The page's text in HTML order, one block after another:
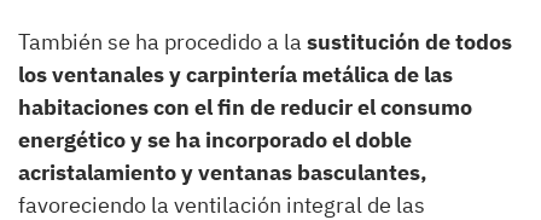
También se ha procedido a la sustitución de todos
los ventanales y carpintería metálica de las
habitaciones con el fin de reducir el consumo
energético y se ha incorporado el doble
acristalamiento y ventanas basculantes,
favoreciendo la ventilación integral de las